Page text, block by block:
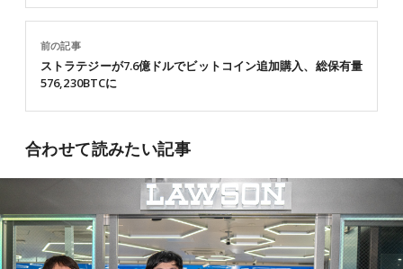
前の記事
ストラテジーが7.6億ドルでビットコイン追加購入、総保有量
576,230BTCに
合わせて読みたい記事